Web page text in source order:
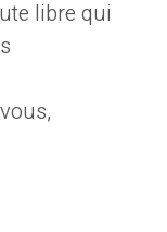
libre qui